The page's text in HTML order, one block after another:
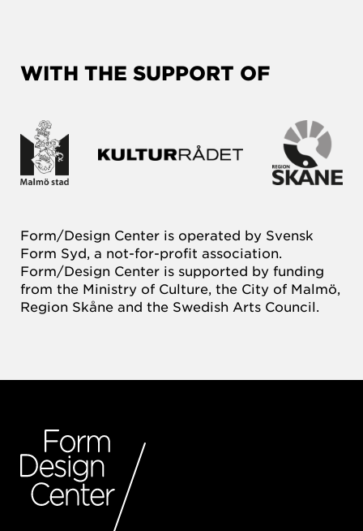
WITH THE SUPPORT OF
Form/Design Center is operated by Svensk
Form Syd, a not-for-profit association.
Form/Design Center is supported by funding
from the Ministry of Culture, the City of Malmö,
Region Skåne and the Swedish Arts Council.